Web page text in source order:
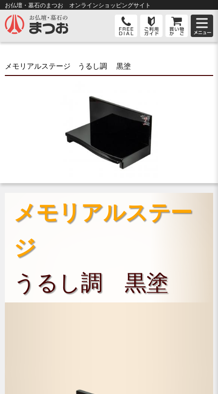
お仏壇・墓石のまつお オンラインショッピングサイト
メモリアルステージ うるし調 黒塗
メモリアルステー
ジ
うるし調 黒塗